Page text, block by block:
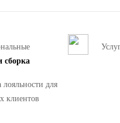
сборка
для
клиентов